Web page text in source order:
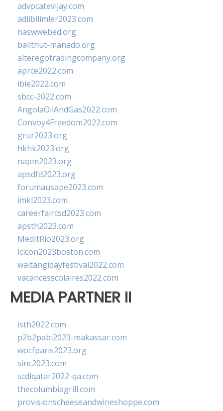
advocatevijay.com
adlibilimler2023.com
naswwebed.org
balithut-manado.org
alteregotradingcompany.org
aprce2022.com
ibie2022.com
sbcc-2022.com
AngolaOilAndGas2022.com
Convoy4Freedom2022.com
grur2023.org
hkhk2023.org
napm2023.org
apsdfd2023.org
forumausape2023.com
imkl2023.com
careerfaircsd2023.com
apsth2023.com
MedItRio2023.org
lcicon2023boston.com
waitangidayfestival2022.com
vacancesscolaires2022.com
MEDIA PARTNER II
isth2022.com
p2b2pabi2023-makassar.com
wocfparis2023.org
sinc2023.com
scdlqatar2022-qa.com
thecolumbiagrill.com
provisionscheeseandwineshoppe.com